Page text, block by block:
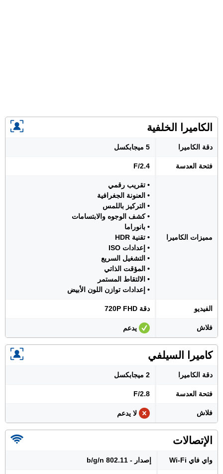
الكاميرا الخلفية
دقة الكاميرا 5 ميجابكسل
فتحة العدسة F/2.4
مميزات الكاميرا
• تقريب رقمي
• العنونة الجغرافية
• التركيز باللمس
• كشف الوجوه والابتسامات
• بانوراما
• تقنية HDR
• إعدادات ISO
• التشغيل السريع
• المؤقت الذاتي
• الالتقاط المستمر
• إعدادات توازن اللون الأبيض
الفيديو دقة 720P FHD
فلاش يدعم
كاميرا السيلفي
دقة الكاميرا 2 ميجابكسل
فتحة العدسة F/2.8
فلاش لا يدعم
الإتصالات
واي فاي Wi-Fi إصدار - 802.11 b/g/n